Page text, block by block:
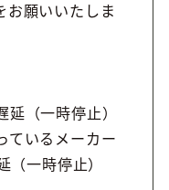
お願いいたしま
（一時停止）
ているメーカー
（一時停止）